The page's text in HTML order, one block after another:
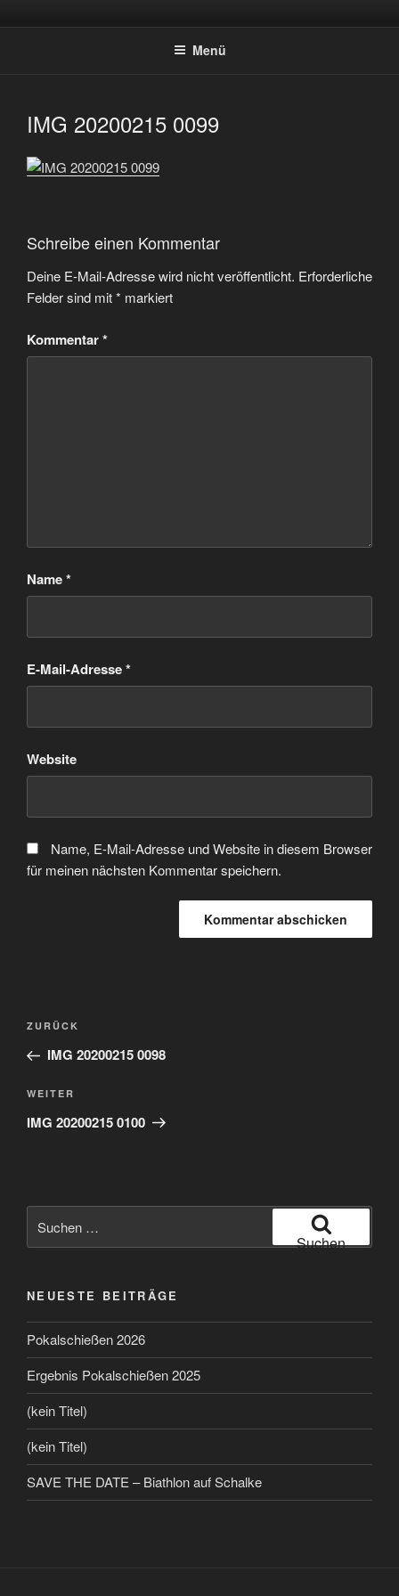
InhaltSPORTSCHÜTZEN HOLTWICK
Menü
IMG 20200215 0099
Schreibe einen Kommentar
Deine E-Mail-Adresse wird nicht veröffentlicht. Erforderliche
Felder sind mit* markiert
Kommentar*
Name*
E-Mail-Adresse*
Website
Name, E-Mail-Adresse und Website in diesem Browser
für meinen nächsten Kommentar speichern.
Beitragsnavigation
Vorheriger
Beitrag
ZURÜCK
IMG 20200215 0098
Nächster
Beitrag
WEITER
IMG 20200215 0100
nach:
Suchen
NEUESTE BEITRÄGE
Pokalschießen 2026
Ergebnis Pokalschießen 2025
(kein Titel)
(kein Titel)
SAVE THE DATE – Biathlon auf Schalke